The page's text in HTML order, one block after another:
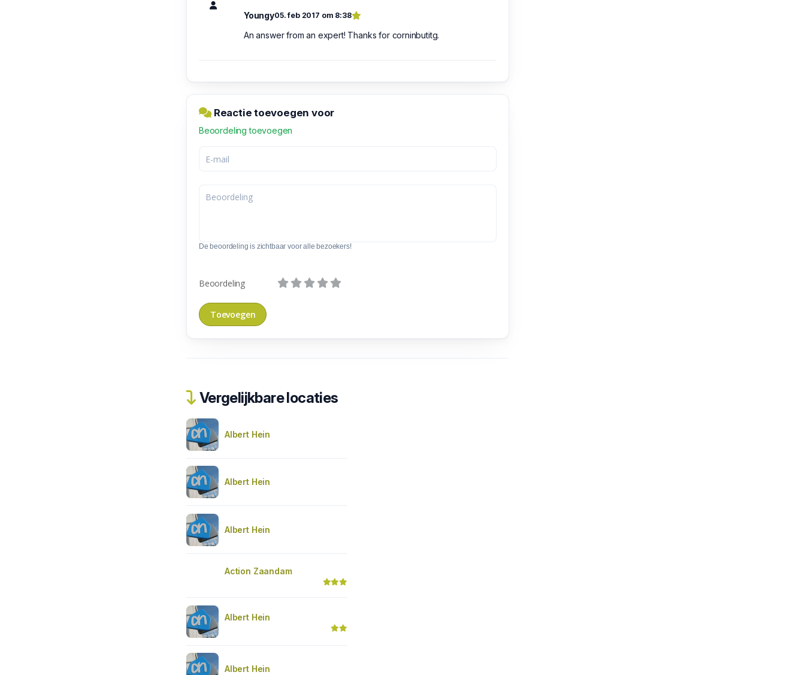
Youngy05. feb 2017 om 8:38
An answer from an expert! Thanks for corninbutitg.
Reactie toevoegen voor
Beoordeling toevoegen
De beoordeling is zichtbaar voor alle bezoekers!
Beoordeling
Vergelijkbare locaties
Albert Hein
Albert Hein
Albert Hein
Action Zaandam
Albert Hein
Albert Hein